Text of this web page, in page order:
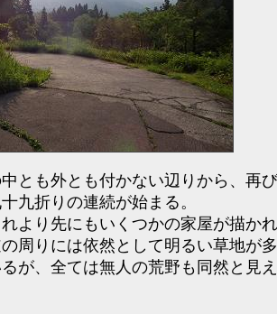
とも外とも付かない辺りから、再
九折りの連続が始まる。
より先にもいくつかの家屋が描か
周りには依然として明るい草地が
が、全ては無人の荒野も同然と見